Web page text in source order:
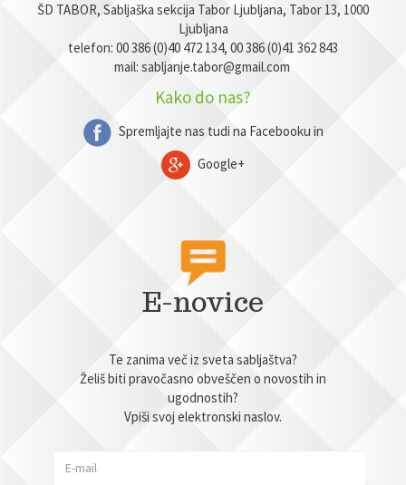
ŠD TABOR, Sabljaška sekcija Tabor Ljubljana, Tabor 13, 1000
Ljubljana
telefon: 00 386 (0)40 472 134, 00 386 (0)41 362 843
mail: sabljanje.tabor@gmail.com
Kako do nas?
Spremljajte nas tudi na Facebooku in
Google+
E-novice
Te zanima več iz sveta sabljaštva?
Želiš biti pravočasno obveščen o novostih in
ugodnostih?
Vpiši svoj elektronski naslov.